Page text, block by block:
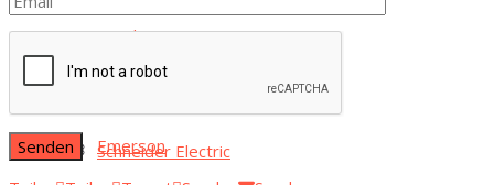
Schnei­der Electric
Busch
Emer­son